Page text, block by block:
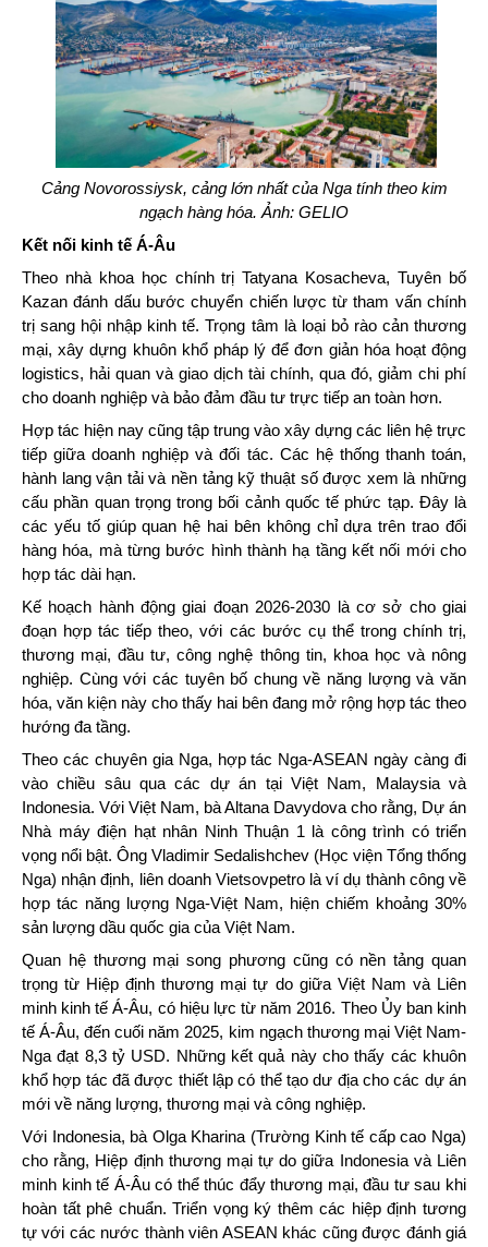
Cảng Novorossiysk, cảng lớn nhất của Nga tính theo kim
ngạch hàng hóa. Ảnh: GELIO
Kết nối kinh tế Á-Âu
Theo nhà khoa học chính trị Tatyana Kosacheva, Tuyên bố
Kazan đánh dấu bước chuyển chiến lược từ tham vấn chính
trị sang hội nhập kinh tế. Trọng tâm là loại bỏ rào cản thương
mại, xây dựng khuôn khổ pháp lý để đơn giản hóa hoạt động
logistics, hải quan và giao dịch tài chính, qua đó, giảm chi phí
cho doanh nghiệp và bảo đảm đầu tư trực tiếp an toàn hơn.
Hợp tác hiện nay cũng tập trung vào xây dựng các liên hệ trực
tiếp giữa doanh nghiệp và đối tác. Các hệ thống thanh toán,
hành lang vận tải và nền tảng kỹ thuật số được xem là những
cấu phần quan trọng trong bối cảnh quốc tế phức tạp. Đây là
các yếu tố giúp quan hệ hai bên không chỉ dựa trên trao đổi
hàng hóa, mà từng bước hình thành hạ tầng kết nối mới cho
hợp tác dài hạn.
Kế hoạch hành động giai đoạn 2026-2030 là cơ sở cho giai
đoạn hợp tác tiếp theo, với các bước cụ thể trong chính trị,
thương mại, đầu tư, công nghệ thông tin, khoa học và nông
nghiệp. Cùng với các tuyên bố chung về năng lượng và văn
hóa, văn kiện này cho thấy hai bên đang mở rộng hợp tác theo
hướng đa tầng.
Theo các chuyên gia Nga, hợp tác Nga-ASEAN ngày càng đi
vào chiều sâu qua các dự án tại Việt Nam, Malaysia và
Indonesia. Với Việt Nam, bà Altana Davydova cho rằng, Dự án
Nhà máy điện hạt nhân Ninh Thuận 1 là công trình có triển
vọng nổi bật. Ông Vladimir Sedalishchev (Học viện Tổng thống
Nga) nhận định, liên doanh Vietsovpetro là ví dụ thành công về
hợp tác năng lượng Nga-Việt Nam, hiện chiếm khoảng 30%
sản lượng dầu quốc gia của Việt Nam.
Quan hệ thương mại song phương cũng có nền tảng quan
trọng từ Hiệp định thương mại tự do giữa Việt Nam và Liên
minh kinh tế Á-Âu, có hiệu lực từ năm 2016. Theo Ủy ban kinh
tế Á-Âu, đến cuối năm 2025, kim ngạch thương mại Việt Nam-
Nga đạt 8,3 tỷ USD. Những kết quả này cho thấy các khuôn
khổ hợp tác đã được thiết lập có thể tạo dư địa cho các dự án
mới về năng lượng, thương mại và công nghiệp.
Với Indonesia, bà Olga Kharina (Trường Kinh tế cấp cao Nga)
cho rằng, Hiệp định thương mại tự do giữa Indonesia và Liên
minh kinh tế Á-Âu có thể thúc đẩy thương mại, đầu tư sau khi
hoàn tất phê chuẩn. Triển vọng ký thêm các hiệp định tương
tự với các nước thành viên ASEAN khác cũng được đánh giá